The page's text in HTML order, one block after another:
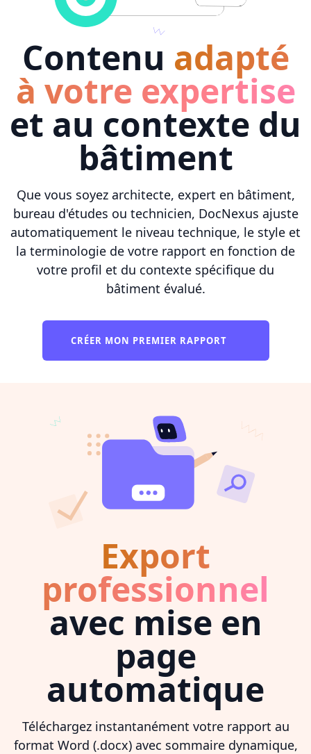
Contenu adapté
à votre expertise
et au contexte du
bâtiment
Que vous soyez architecte, expert en bâtiment,
bureau d'études ou technicien, DocNexus ajuste
automatiquement le niveau technique, le style et
la terminologie de votre rapport en fonction de
votre profil et du contexte spécifique du
bâtiment évalué.
CRÉER MON PREMIER RAPPORT
Export
professionnel
avec mise en
page
automatique
Téléchargez instantanément votre rapport au
format Word (.docx) avec sommaire dynamique,